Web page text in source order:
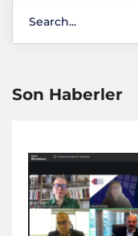
Son Haberler